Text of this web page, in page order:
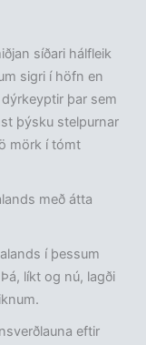
síðari hálfleik
sigri í höfn en
þar sem
þýsku stelpurnar
mörk í tómt
með átta
í þessum
líkt og nú, lagði
eftir